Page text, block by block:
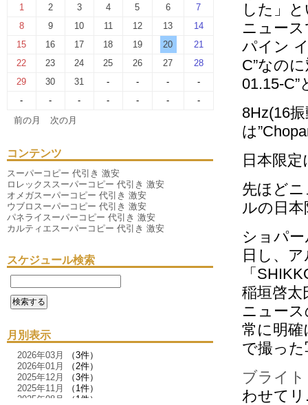
1
2 3 4 5 6
7
8
9 10 11 12 13
14
15
16 17 18 19 20
21
22
23 24 25 26 27
28
29
30 31 - - -
-
-
- - - - -
-
前の月
次の月
コンテンツ
スーパーコピー 代引き 激安
ロレックススーパーコピー 代引き 激安
オメガスーパーコピー 代引き 激安
ウブロスーパーコピー 代引き 激安
パネライスーパーコピー 代引き 激安
カルティエスーパーコピー 代引き 激安
スケジュール検索
月別表示
2026年03月
（3件）
2026年01月
（2件）
2025年12月
（3件）
2025年11月
（1件）
2025年08月
（1件）
した」
ニュー
パイン
C”なの
01.15-
8Hz(16
は
日本限
先ほど
ルの日本
ショパ
日し、
「
稲垣啓
ニュー
常に明
で撮っ
ブライ
わせて